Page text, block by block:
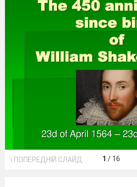
ПОПЕРЕДНІЙ СЛАЙД 1 / 16